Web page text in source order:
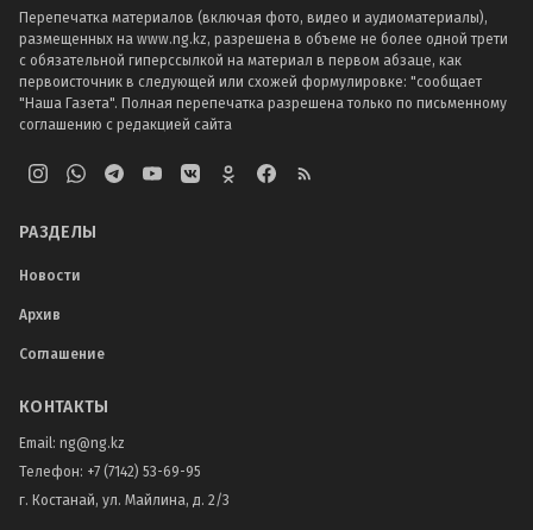
Перепечатка материалов (включая фото, видео и аудиоматериалы),
размещенных на www.ng.kz, разрешена в объеме не более одной трети
с обязательной гиперссылкой на материал в первом абзаце, как
первоисточник в следующей или схожей формулировке: "сообщает
"Наша Газета". Полная перепечатка разрешена только по письменному
соглашению с редакцией сайта
РАЗДЕЛЫ
Новости
Архив
Соглашение
КОНТАКТЫ
Email: ng@ng.kz
Телефон: +7 (7142) 53-69-95
г. Костанай, ул. Майлина, д. 2/3